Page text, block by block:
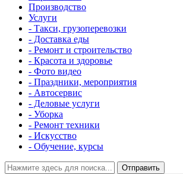
Производство
Услуги
- Такси, грузоперевозки
- Доставка еды
- Ремонт и строительство
- Красота и здоровье
- Фото видео
- Праздники, мероприятия
- Автосервис
- Деловые услуги
- Уборка
- Ремонт техники
- Искусство
- Обучение, курсы
Отправить